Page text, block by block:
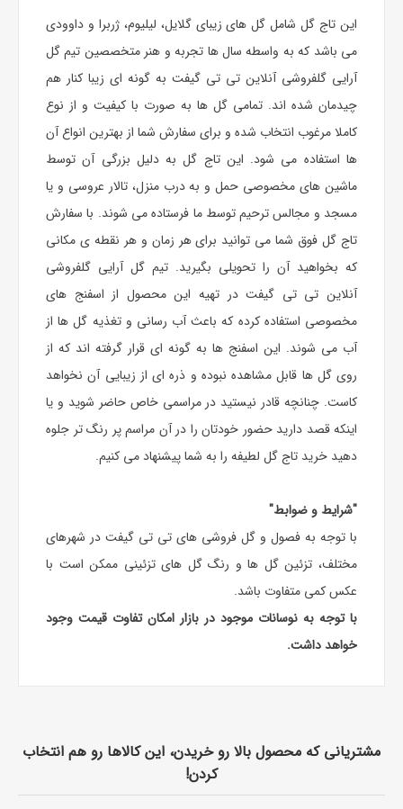
این تاج گل شامل گل های زیبای گلایل، لیلیوم، ژربرا و داوودی
می باشد که به واسطه سال ها تجربه و هنر متخصصین تیم گل
آرایی گلفروشی آنلاین تی تی گیفت به گونه ای زیبا کنار هم
چیدمان شده اند. تمامی گل ها به صورت با کیفیت و از نوع
کاملا مرغوب انتخاب شده و برای سفارش شما از بهترین انواع آن
ها استفاده می شود. اینتاج گلبه دلیل بزرگی آن توسط
ماشین های مخصوصی حمل و به درب منزل، تالار عروسی و یا
مسجد و مجالس ترحیم توسط ما فرستاده می شوند. با سفارش
تاج گل فوق شما می توانید برای هر زمان و هر نقطه ی مکانی
که بخواهید آن را تحویلی بگیرید. تیم گل آرایی گلفروشی
آنلاین تی تی گیفت در تهیه این محصول از اسفنج های
مخصوصی استفاده کرده که باعث آب رسانی و تغذیه گل ها از
آب می شوند. این اسفنج ها به گونه ای قرار گرفته اند که از
روی گل ها قابل مشاهده نبوده و ذره ای از زیبایی آن نخواهد
کاست. چنانچه قادر نیستید در مراسمی خاص حاضر شوید و یا
اینکه قصد دارید حضور خودتان را در آن مراسم پر رنگ تر جلوه
دهید خرید تاج گل لطیفه را به شما پیشنهاد می کنیم.
"شرایط و ضوابط"
با توجه به فصول و گل فروشی های تی تی گیفت در شهرهای
مختلف، تزئین گل ها و رنگ گل های تزئینی ممکن است با
عکس کمی متفاوت باشد.
با توجه به نوسانات موجود در بازار امکان تفاوت قیمت وجود
خواهد داشت.
مشتریانی که محصول بالا رو خریدن، این کالاها رو هم انتخاب
کردن!